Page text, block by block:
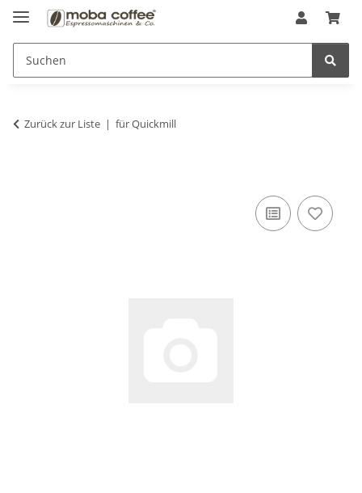
Zurück zur Liste für Quickmill